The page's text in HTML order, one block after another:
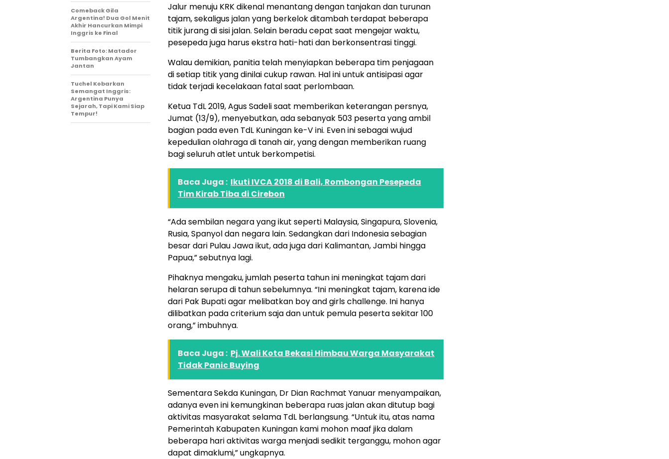
Jalur menuju KRK dikenal menantang dengan tanjakan dan turunan
tajam, sekaligus jalan yang berkelok ditambah terdapat beberapa
titik jurang di sisi jalan. Selain beradu cepat saat mengejar waktu,
pesepeda juga harus ekstra hati-hati dan berkonsentrasi tinggi.
Walau demikian, panitia telah menyiapkan beberapa tim penjagaan
di setiap titik yang dinilai cukup rawan. Hal ini untuk antisipasi agar
tidak terjadi kecelakaan fatal saat perlombaan.
Ketua TdL 2019, Agus Sadeli saat memberikan keterangan persnya,
Jumat (13/9), menyebutkan, ada sebanyak 503 peserta yang ambil
bagian pada even TdL Kuningan ke-V ini. Even ini sebagai wujud
kepedulian olahraga di tanah air, yang dengan memberikan ruang
bagi seluruh atlet untuk berkompetisi.
Baca Juga : Ikuti IVCA 2018 di Bali, Rombongan Pesepeda
Tim Kirab Tiba di Cirebon
“Ada sembilan negara yang ikut seperti Malaysia, Singapura, Slovenia,
Rusia, Spanyol dan negara lain. Sedangkan dari Indonesia sebagian
besar dari Pulau Jawa ikut, ada juga dari Kalimantan, Jambi hingga
Papua,” sebutnya lagi.
Pihaknya mengaku, jumlah peserta tahun ini meningkat tajam dari
helaran serupa di tahun sebelumnya. “Ini meningkat tajam, karena ide
dari Pak Bupati agar melibatkan boy and girls challenge. Ini hanya
dilibatkan pada criterium saja dan untuk pemula peserta sekitar 100
orang,” imbuhnya.
Baca Juga : Pj. Wali Kota Bekasi Himbau Warga Masyarakat
Tidak Panic Buying
Sementara Sekda Kuningan, Dr Dian Rachmat Yanuar menyampaikan,
adanya even ini kemungkinan beberapa ruas jalan akan ditutup bagi
aktivitas masyarakat selama TdL berlangsung. “Untuk itu, atas nama
Pemerintah Kabupaten Kuningan kami mohon maaf jika dalam
beberapa hari aktivitas warga menjadi sedikit terganggu, mohon agar
dapat dimaklumi,” ungkapnya.
Comeback Gila
Argentina! Dua Gol Menit
Akhir Hancurkan Mimpi
Inggris ke Final
Berita Foto: Matador
Tumbangkan Ayam
Jantan
Tuchel Kobarkan
Semangat Inggris:
Argentina Punya
Sejarah, Tapi Kami Siap
Tempur!